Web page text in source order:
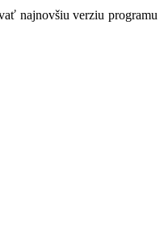
najnovšiu verziu programu